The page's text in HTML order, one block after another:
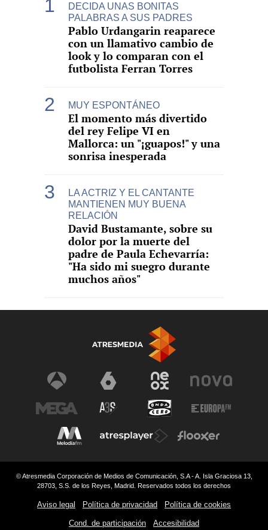
DECIDA UNAS BONITAS
PALABRAS A SUS PADRES
Pablo Urdangarin reaparece
con un llamativo cambio de
look y lo comparan con el
futbolista Ferran Torres
MUY ESPONTÁNEO
El momento más divertido
del rey Felipe VI en
Mallorca: un "¡guapos!" y una
sonrisa inesperada
LA ACTRIZ Y EL CANTANTE
MANTIENEN MUY BUENA
RELACIÓN
David Bustamante, sobre su
dolor por la muerte del
padre de Paula Echevarría:
"Ha sido mi suegro durante
muchos años"
© Atresmedia Corporación de Medios de Comunicación, S.A - A. Isla Graciosa 13,
28703, S.S. de los Reyes, Madrid. Reservados todos los derechos
Aviso legal Política de privacidad Política de cookies
Cond. de participación Accesibilidad